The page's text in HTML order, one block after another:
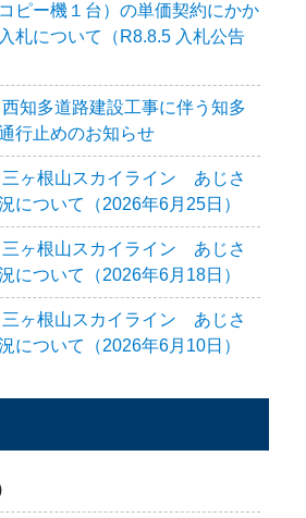
ピー機１台）の単価契約にかか
札について（R8.8.5 入札公告
西知多道路建設工事に伴う知多
行止めのお知らせ
三ヶ根山スカイライン あじさ
について（2026年6月25日）
三ヶ根山スカイライン あじさ
について（2026年6月18日）
三ヶ根山スカイライン あじさ
について（2026年6月10日）